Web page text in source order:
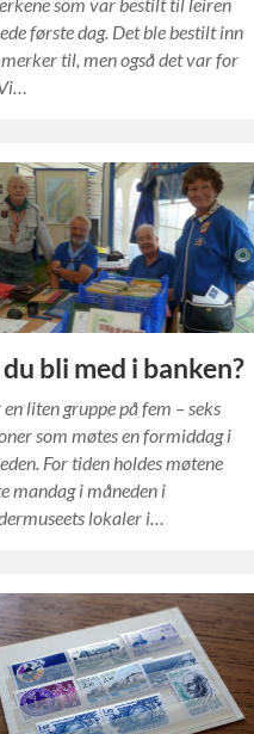
første dag. Det ble bestilt inn
til, men også det var for
bli med i banken?
en liten gruppe på fem – seks
som møtes en formiddag i
For tiden holdes møtene
mandag i måneden i
lokaler i…